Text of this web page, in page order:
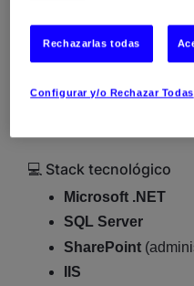
Colaboración con
💻 Stack tecnológico
Microsoft .NET
SQL Server
SharePoint
IIS
Configurar y/o Rechazar Todas
Rechazarlas todas